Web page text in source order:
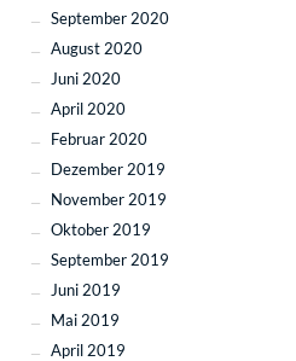
September 2020
August 2020
Juni 2020
April 2020
Februar 2020
Dezember 2019
November 2019
Oktober 2019
September 2019
Juni 2019
Mai 2019
April 2019